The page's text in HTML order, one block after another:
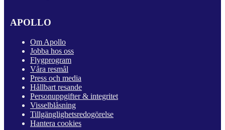
APOLLO
Om Apollo
Jobba hos oss
Flygprogram
Våra resmål
Press och media
Hållbart resande
Personuppgifter & integritet
Visselblåsning
Tillgänglighetsredogörelse
Hantera cookies